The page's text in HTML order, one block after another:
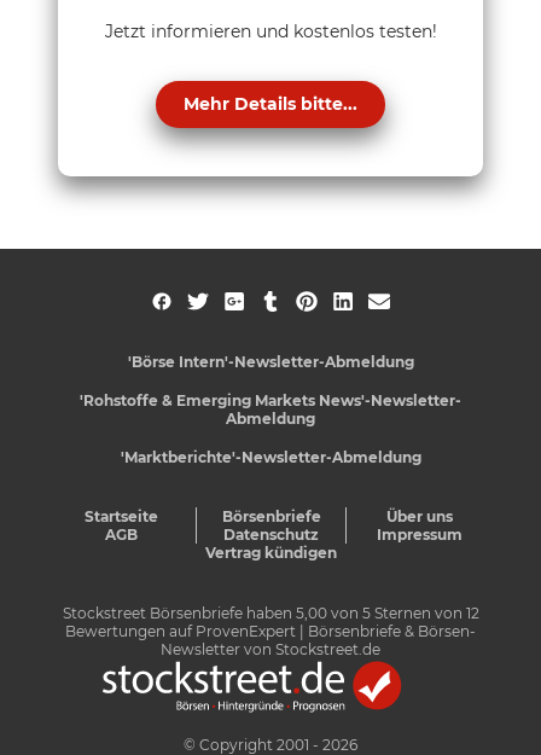
Jetzt informieren und kostenlos testen!
Mehr Details bitte...
'Börse Intern'-Newsletter-Abmeldung
'Rohstoffe & Emerging Markets News'-Newsletter-
Abmeldung
'Marktberichte'-Newsletter-Abmeldung
Startseite Börsenbriefe
Über uns
AGB
Datenschutz
Impressum
Vertrag kündigen
Stockstreet Börsenbriefe haben 5,00von 5Sternen von 12
Bewertungen auf ProvenExpert
| Börsenbriefe & Börsen-
Newsletter von Stockstreet.de
© Copyright 2001 - 2026